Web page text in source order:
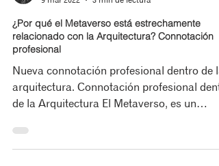
9 mar 2022
3 min de lectura
¿Por qué el Metaverso está estrechamente
relacionado con la Arquitectura? Connotación
profesional
Nueva connotación profesional dentro de la
de la Arquitectura El Metaverso, es un
espacio...